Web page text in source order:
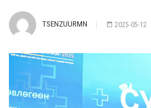
TSENZUURMN 2025-05-12